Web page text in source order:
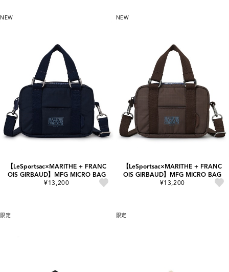
NEW
【LeSportsac×MARITHE + FRANC
OIS GIRBAUD】MFG MICRO BAG
¥13,200
NEW
【LeSportsac×MARITHE + FRANC
OIS GIRBAUD】MFG MICRO BAG
¥13,200
限定 限定